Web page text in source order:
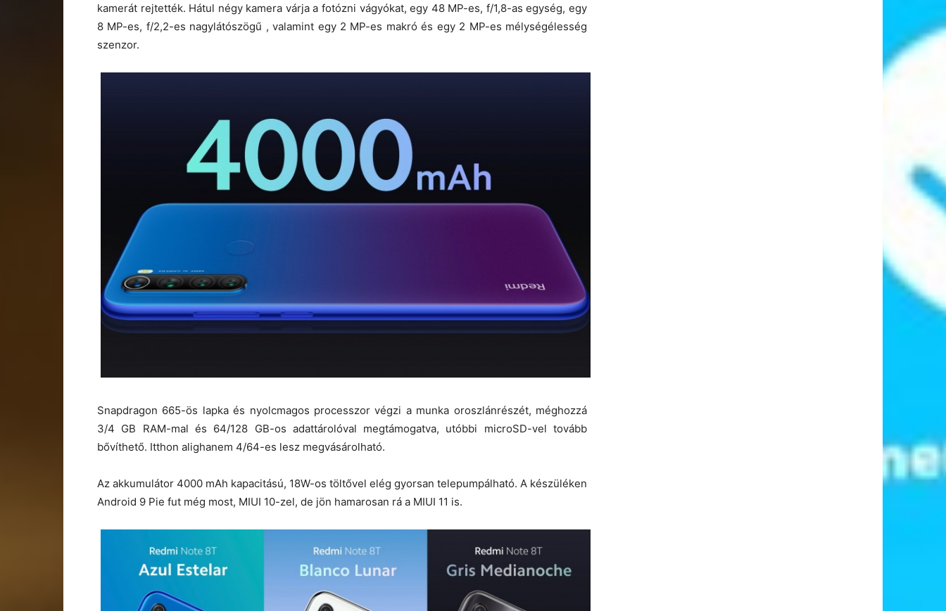
kamerát rejtették. Hátul négy kamera várja a fotózni vágyókat, egy 48 MP-es, f/1,8-as egység, egy
8 MP-es, f/2,2-es nagylátószögű , valamint egy 2 MP-es makró és egy 2 MP-es mélységélesség
szenzor.
Snapdragon 665-ös lapka és nyolcmagos processzor végzi a munka oroszlánrészét, méghozzá
3/4 GB RAM-mal és 64/128 GB-os adattárolóval megtámogatva, utóbbi microSD-vel tovább
bővíthető. Itthon alighanem 4/64-es lesz megvásárolható.
Az akkumulátor 4000 mAh kapacitású, 18W-os töltővel elég gyorsan telepumpálható. A készüléken
Android 9 Pie fut még most, MIUI 10-zel, de jön hamarosan rá a MIUI 11 is.